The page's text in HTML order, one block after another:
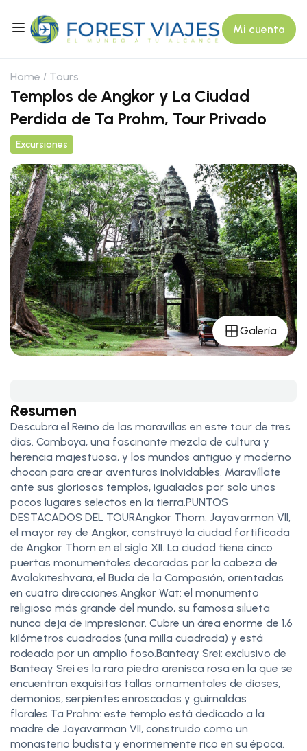
Mi cuenta
Home Tours
Templos de Angkor y La Ciudad
Perdida de Ta Prohm, Tour Privado
Excursiones
Galería
Resumen
Descubra el Reino de las maravillas en este tour de tres
días. Camboya, una fascinante mezcla de cultura y
herencia majestuosa, y los mundos antiguo y moderno
chocan para crear aventuras inolvidables. Maravíllate
ante sus gloriosos templos, igualados por solo unos
pocos lugares selectos en la tierra.PUNTOS
DESTACADOS DEL TOURAngkor Thom: Jayavarman VII,
el mayor rey de Angkor, construyó la ciudad fortificada
de Angkor Thom en el siglo XII. La ciudad tiene cinco
puertas monumentales decoradas por la cabeza de
Avalokiteshvara, el Buda de la Compasión, orientadas
en cuatro direcciones.Angkor Wat: el monumento
religioso más grande del mundo, su famosa silueta
nunca deja de impresionar. Cubre un área enorme de 1,6
kilómetros cuadrados (una milla cuadrada) y está
rodeada por un amplio foso.Banteay Srei: exclusivo de
Banteay Srei es la rara piedra arenisca rosa en la que se
encuentran exquisitas tallas ornamentales de dioses,
demonios, serpientes enroscadas y guirnaldas
florales.Ta Prohm: este templo está dedicado a la
madre de Jayavarman VII, construido como un
monasterio budista y enormemente rico en su época.